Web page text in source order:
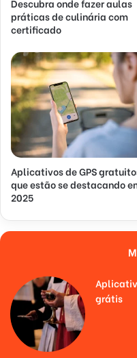
Descubra onde fazer aulas
práticas de culinária com
certificado
Aplicativos de GPS
que estão se destacando
2025
grátis